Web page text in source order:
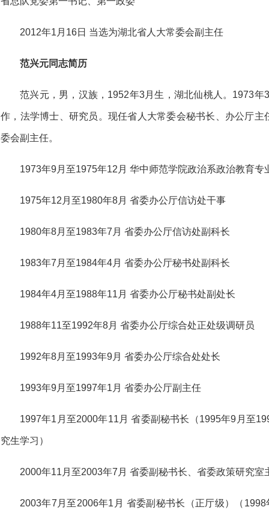
2012年1月16日 当选为湖北省人大常委会副主任
范兴元同志简历
范兴元，男，汉族，1952年3月生，湖北仙桃人。1973
作，法学博士、研究员。现任省人大常委会秘书长、办公厅
委会副主任。
1973年9月至1975年12月 华中师范学院政治系政治教育专
1975年12月至1980年8月 省委办公厅信访处干事
1980年8月至1983年7月 省委办公厅信访处副科长
1983年7月至1984年4月 省委办公厅秘书处副科长
1984年4月至1988年11月 省委办公厅秘书处副处长
1988年11至1992年8月 省委办公厅综合处正处级调研员
1992年8月至1993年9月 省委办公厅综合处处长
1993年9月至1997年1月 省委办公厅副主任
1997年1月至2000年11月 省委副秘书长（1995年9月至
究生学习）
2000年11月至2003年7月 省委副秘书长、省委政策研究室
2003年7月至2006年1月 省委副秘书长（正厅级）（